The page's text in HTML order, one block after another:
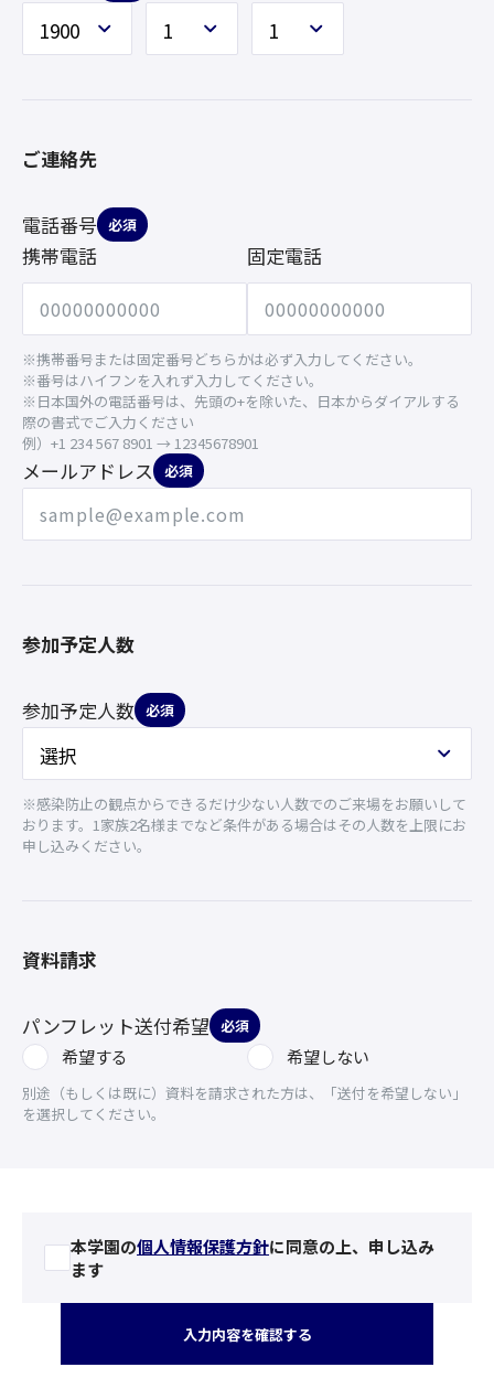
ご連絡先
電話番号 必須
携帯電話 固定電話
※携帯番号または固定番号どちらかは必ず入力してください。
※番号はハイフンを入れず入力してください。
※日本国外の電話番号は、先頭の+を除いた、日本からダイアルする
際の書式でご入力ください
例）+1 234 567 8901 → 12345678901
メールアドレス 必須
参加予定人数
参加予定人数 必須
※感染防止の観点からできるだけ少ない人数でのご来場をお願いして
おります。1家族2名様までなど条件がある場合はその人数を上限にお
申し込みください。
資料請求
パンフレット送付希望 必須
希望する 希望しない
別途（もしくは既に）資料を請求された方は、「送付を希望しない」
を選択してください。
本学園の個人情報保護方針に同意の上、申し込み
ます
入力内容を確認する